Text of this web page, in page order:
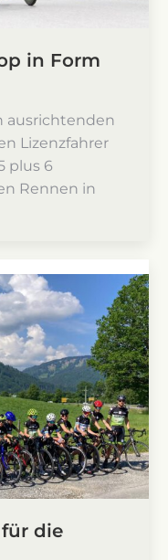
in Form
ausrichtenden
Lizenzfahrer
plus 6
Rennen in
die